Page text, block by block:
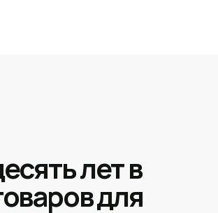
лет в
для